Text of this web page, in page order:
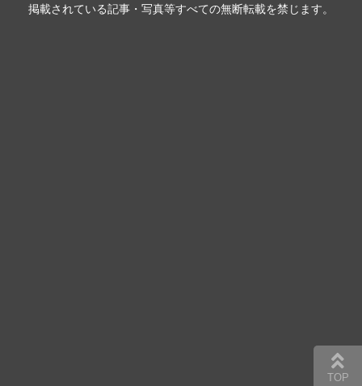
掲載されている記事・写真等すべての無断転載を禁じます。